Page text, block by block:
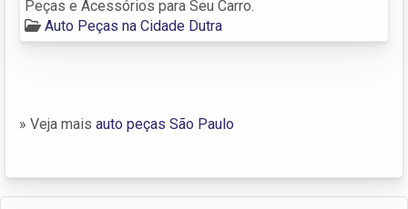
Peças e Acessórios para Seu Carro.
Auto Peças na Cidade Dutra
» Veja mais auto peças São Paulo